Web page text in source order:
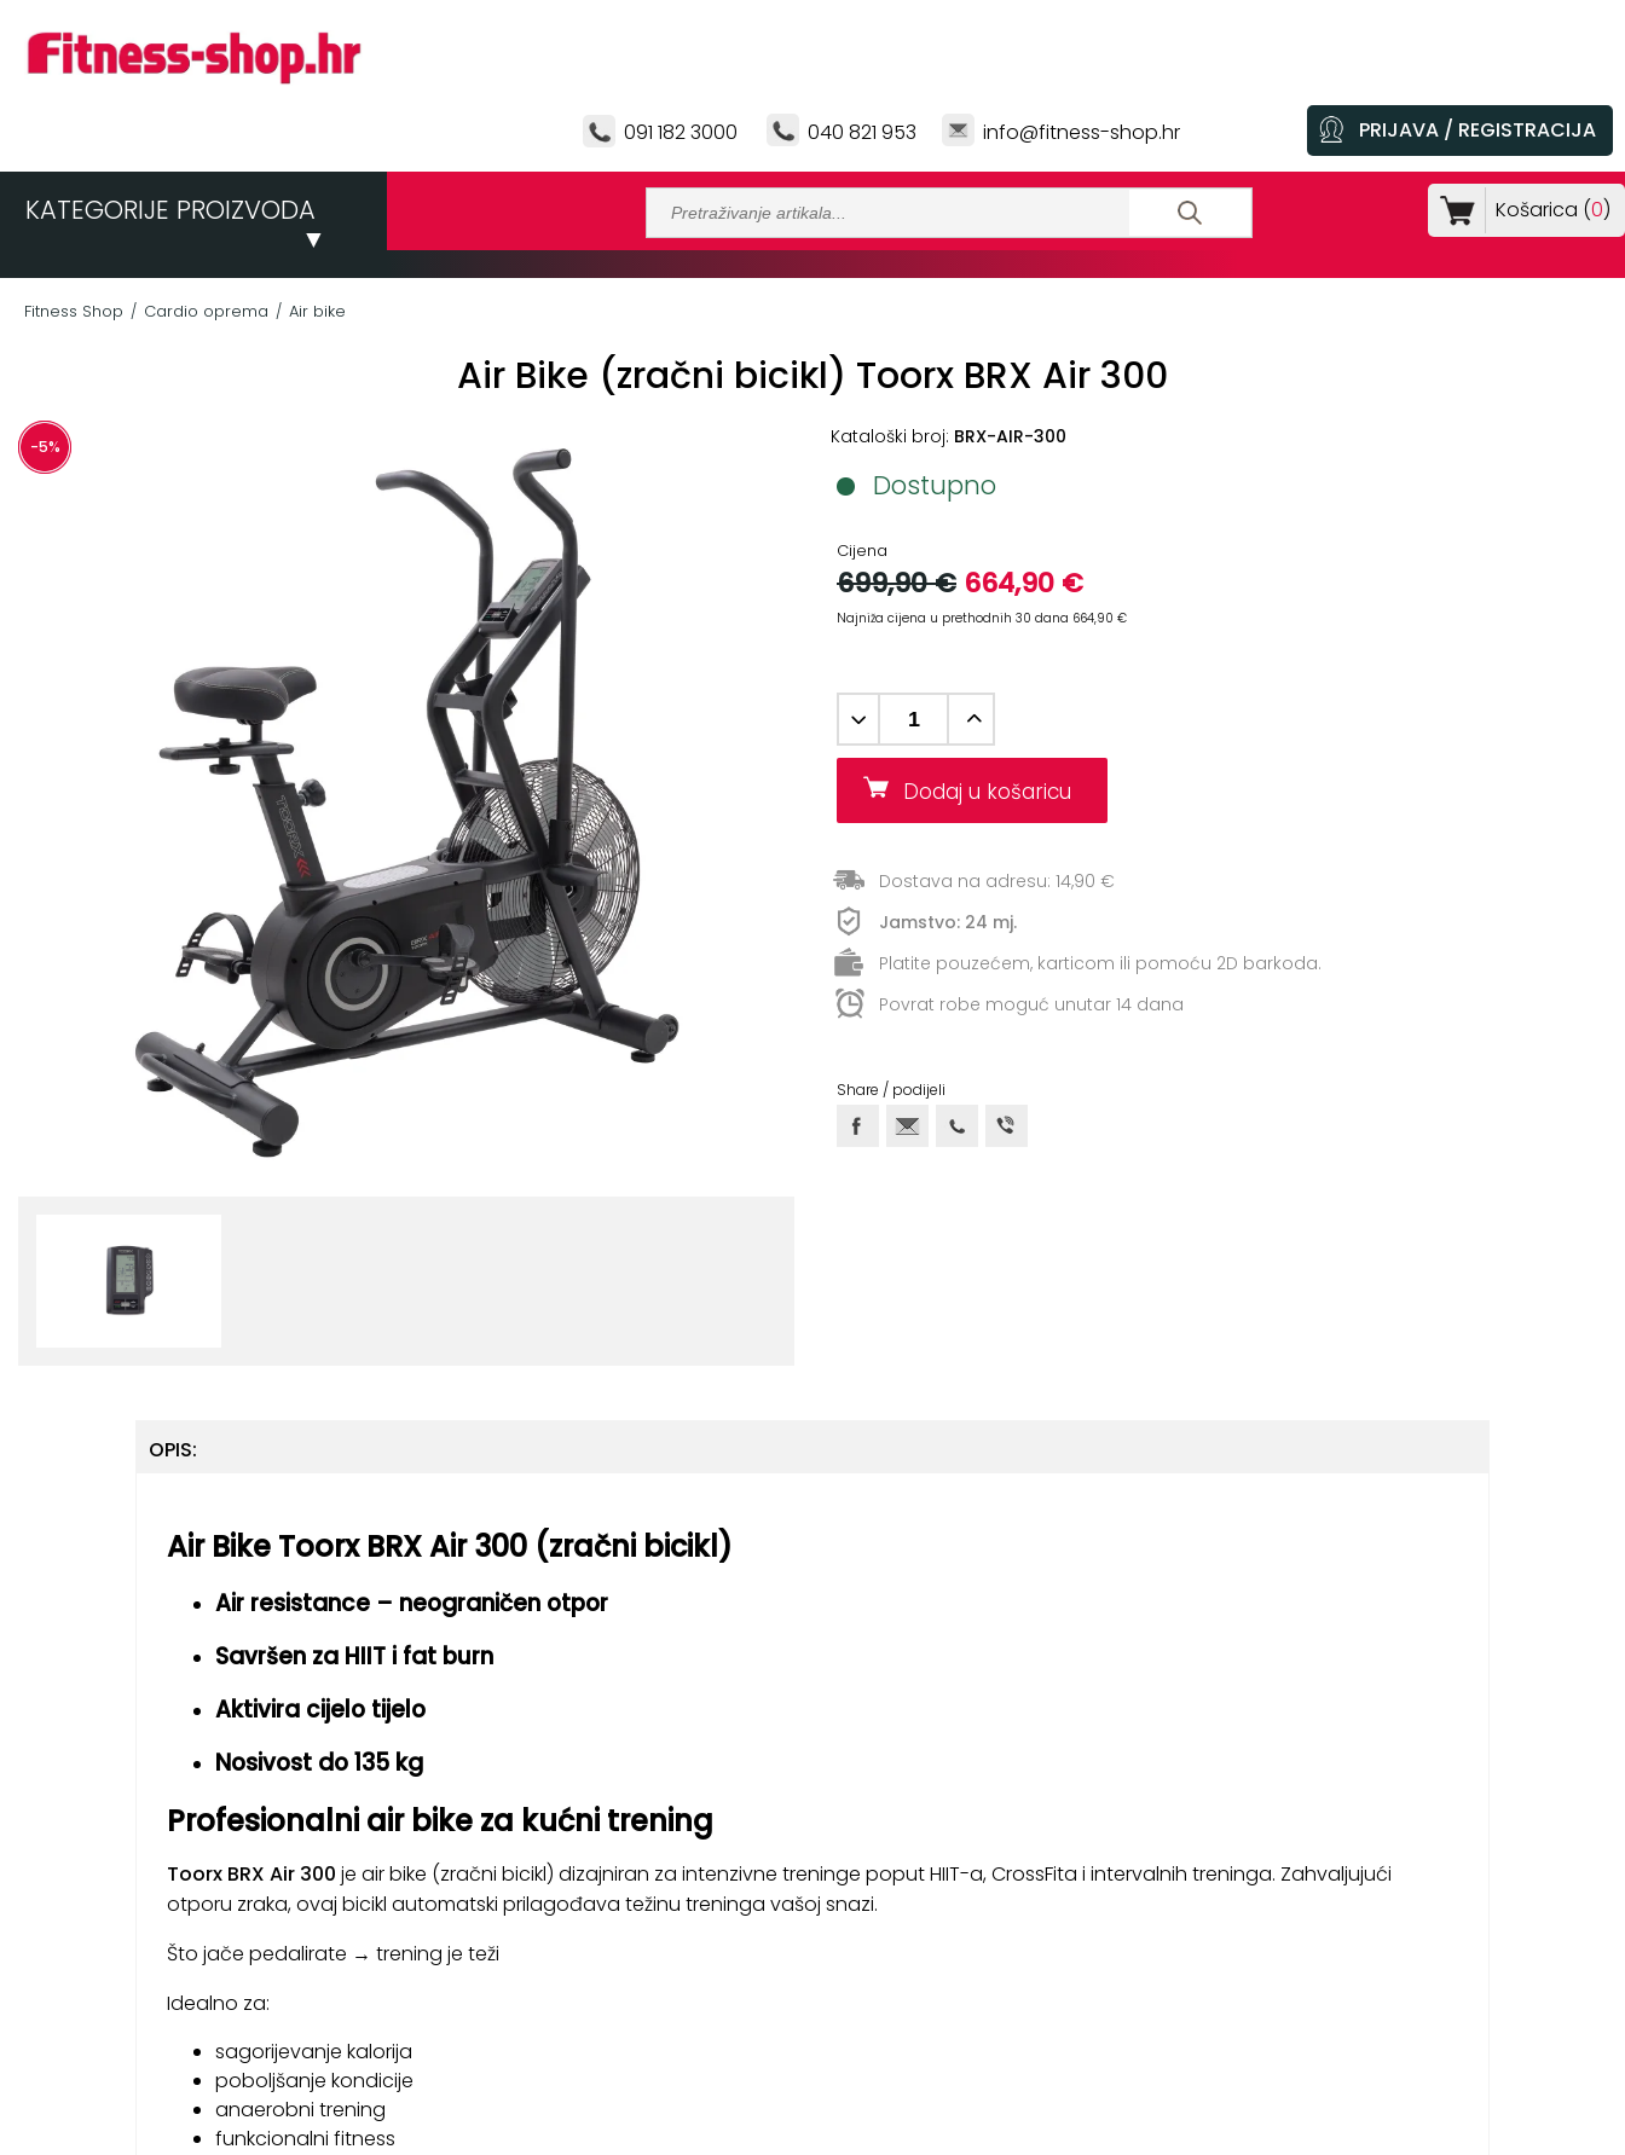
091 182 3000 040 821 953 info@fitness-shop.hr PRIJAVA / REGISTRACIJA
KATEGORIJE PROIZVODA
▼
Košarica (0)
Fitness Shop / Cardio oprema / Air bike
Air Bike (zračni bicikl) Toorx BRX Air 300
-5% Kataloški broj: BRX-AIR-300
Dostupno
Cijena
699,90 € 664,90 €
Najniža cijena u prethodnih 30 dana 664,90 €
Dodaj u košaricu
Dostava na adresu: 14,90 €
Jamstvo: 24 mj.
Platite pouzećem, karticom ili pomoću 2D barkoda.
Povrat robe moguć unutar 14 dana
Share / podijeli
OPIS:
Air Bike Toorx BRX Air 300 (zračni bicikl)
Air resistance – neograničen otpor
Savršen za HIIT i fat burn
Aktivira cijelo tijelo
Nosivost do 135 kg
Profesionalni air bike za kućni trening
Toorx BRX Air 300 je air bike (zračni bicikl) dizajniran za intenzivne treninge poput HIIT-a, CrossFita i intervalnih treninga. Zahvaljujući
otporu zraka, ovaj bicikl automatski prilagođava težinu treninga vašoj snazi.
Što jače pedalirate → trening je teži
Idealno za:
sagorijevanje kalorija
poboljšanje kondicije
anaerobni trening
funkcionalni fitness